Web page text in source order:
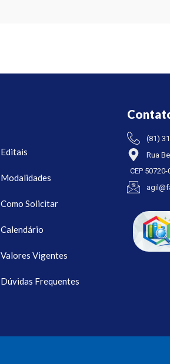
Editais
Modalidades
Como Solicitar
Calendário
Valores Vigentes
Dúvidas Frequentes
(81)
Rua
CEP